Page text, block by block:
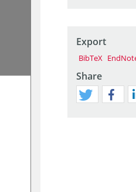
Export
BibTeX
Share